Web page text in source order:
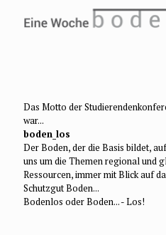
Das Motto der
war...
boden_los
Der Boden, der die Basis bildet,
uns um die Themen regional und
Ressourcen, immer mit Blick auf
Schutzgut Boden...
Bodenlos oder Boden... - Los!